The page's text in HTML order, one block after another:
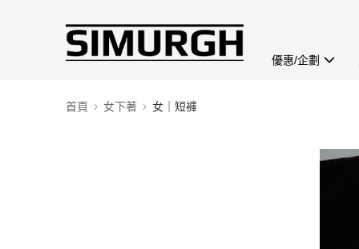
優惠/企劃
首頁 女下著 女｜短褲